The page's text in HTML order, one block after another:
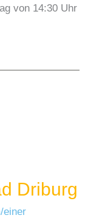
von 14:30 Uhr
Driburg
einer